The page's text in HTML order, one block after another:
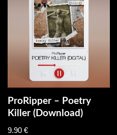
ProRipper – Poetry
Killer (Download)
9.90 €